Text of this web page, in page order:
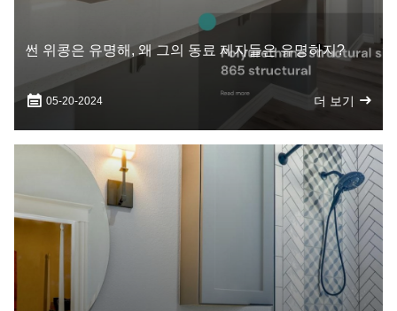
썬 위콩은 유명해, 왜 그의 동료 제자들은 유명하지?
05-20-2024 더 보기